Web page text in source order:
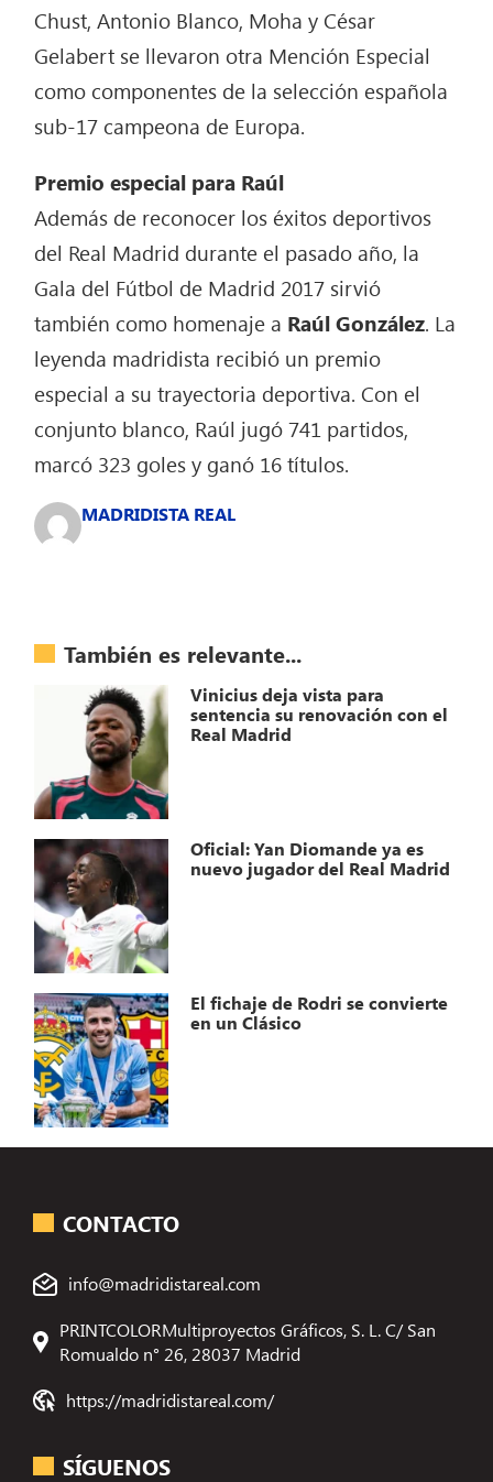
Chust, Antonio Blanco, Moha y César
Gelabert se llevaron otra Mención Especial
como componentes de la selección española
sub-17 campeona de Europa.
Premio especial para Raúl
Además de reconocer los éxitos deportivos
del Real Madrid durante el pasado año, la
Gala del Fútbol de Madrid 2017 sirvió
también como homenaje a Raúl González. La
leyenda madridista recibió un premio
especial a su trayectoria deportiva. Con el
conjunto blanco, Raúl jugó 741 partidos,
marcó 323 goles y ganó 16 títulos.
MADRIDISTA REAL
También es relevante...
Vinicius deja vista para
sentencia su renovación con el
Real Madrid
Oficial: Yan Diomande ya es
nuevo jugador del Real Madrid
El fichaje de Rodri se convierte
en un Clásico
CONTACTO
info@madridistareal.com
PRINTCOLORMultiproyectos Gráficos, S. L. C/ San
Romualdo n° 26, 28037 Madrid
https://madridistareal.com/
SÍGUENOS